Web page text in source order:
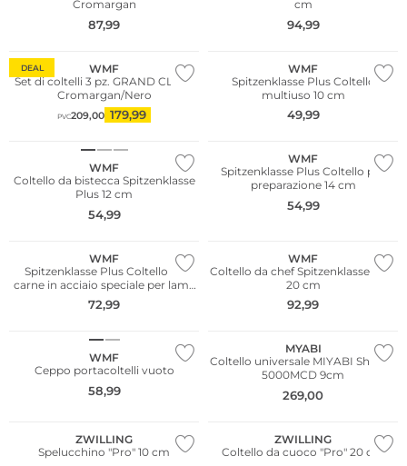
Cromargan
87,99
cm
94,99
DEAL
WMF
Set di coltelli 3 pz. GRAND CLASS
Cromargan/Nero
PVC209,00 179,99
WMF
Spitzenklasse Plus Coltello
multiuso 10 cm
49,99
WMF
Coltello da bistecca Spitzenklasse
Plus 12 cm
54,99
WMF
Spitzenklasse Plus Coltello per
preparazione 14 cm
54,99
WMF
Spitzenklasse Plus Coltello da
carne in acciaio speciale per lame
20 cm
72,99
WMF
Coltello da chef Spitzenklasse Plus
20 cm
92,99
WMF
Ceppo portacoltelli vuoto
58,99
MYABI
Coltello universale MIYABI Shotoh
5000MCD 9cm
269,00
ZWILLING
Spelucchino "Pro" 10 cm
ZWILLING
Coltello da cuoco "Pro" 20 cm